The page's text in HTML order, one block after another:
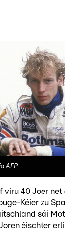
AFP
viru 40 Joer net
Kéier zu
säi
éischter